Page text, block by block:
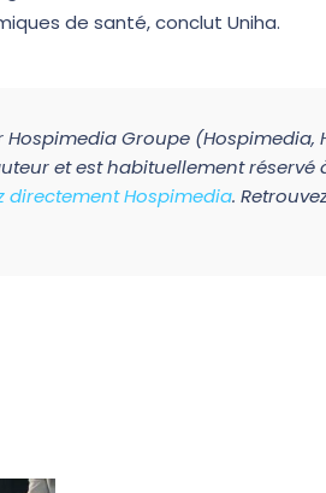
de santé, conclut Uniha.
Groupe
et est habituellement
directement Hospimedia.